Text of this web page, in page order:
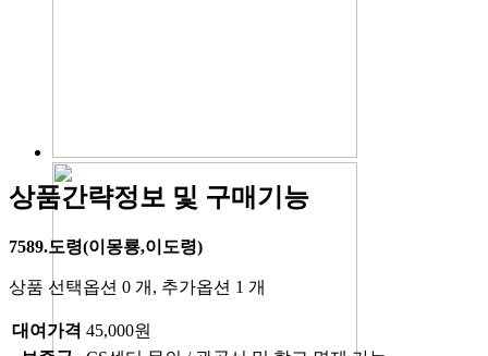
상품간략정보 및 구매기능
7589.도령(이몽룡,이도령)
상품 선택옵션 0 개, 추가옵션 1 개
대여가격 45,000원